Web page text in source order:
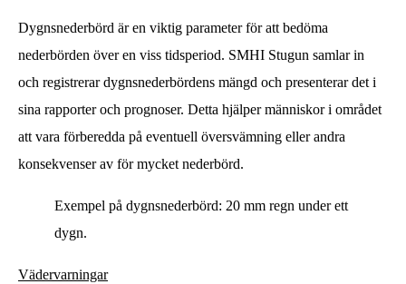
Dygnsnederbörd är en viktig parameter för att bedöma
nederbörden över en viss tidsperiod. SMHI Stugun samlar in
och registrerar dygnsnederbördens mängd och presenterar det i
sina rapporter och prognoser. Detta hjälper människor i området
att vara förberedda på eventuell översvämning eller andra
konsekvenser av för mycket nederbörd.
Exempel på dygnsnederbörd: 20 mm regn under ett
dygn.
Vädervarningar